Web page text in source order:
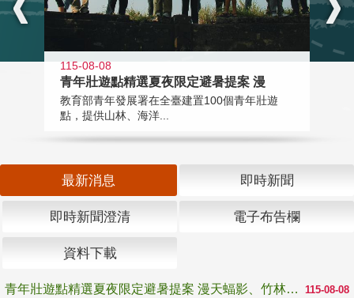
115-08-08
青年壯遊點精選夏夜限定避暑提案 漫
教育部青年發展署在全臺建置100個青年壯遊
點，提供山林、海洋...
最新消息 即時新聞
即時新聞澄清 電子布告欄
資料下載
115-08-08
青年壯遊點精選夏夜限定避暑提案 漫天蝠影、竹林尋蛙、茶香夜觀 邀青年暮色出發